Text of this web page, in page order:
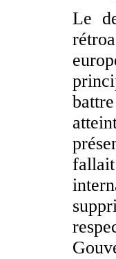
Le
fallait